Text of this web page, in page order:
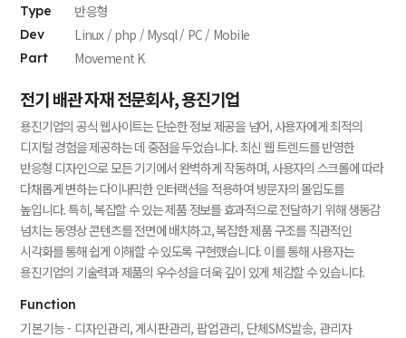
Type 반응형
Dev Linux / php / Mysql / PC / Mobile
Part Movement K
전기 배관 자재 전문회사, 용진기업
용진기업의 공식 웹사이트는 단순한 정보 제공을 넘어, 사용자에게 최적의
디지털 경험을 제공하는 데 중점을 두었습니다. 최신 웹 트렌드를 반영한
반응형 디자인으로 모든 기기에서 완벽하게 작동하며, 사용자의 스크롤에 따라
다채롭게 변하는 다이내믹한 인터랙션을 적용하여 방문자의 몰입도를
높입니다.특히, 복잡할 수 있는 제품 정보를 효과적으로 전달하기 위해 생동감
넘치는 동영상 콘텐츠를 전면에 배치하고, 복잡한 제품 구조를 직관적인
시각화를 통해 쉽게 이해할 수 있도록 구현했습니다. 이를 통해 사용자는
용진기업의 기술력과 제품의 우수성을 더욱 깊이 있게 체감할 수 있습니다.
Function
기본기능 - 디자인관리, 게시판관리, 팝업관리, 단체SMS발송, 관리자